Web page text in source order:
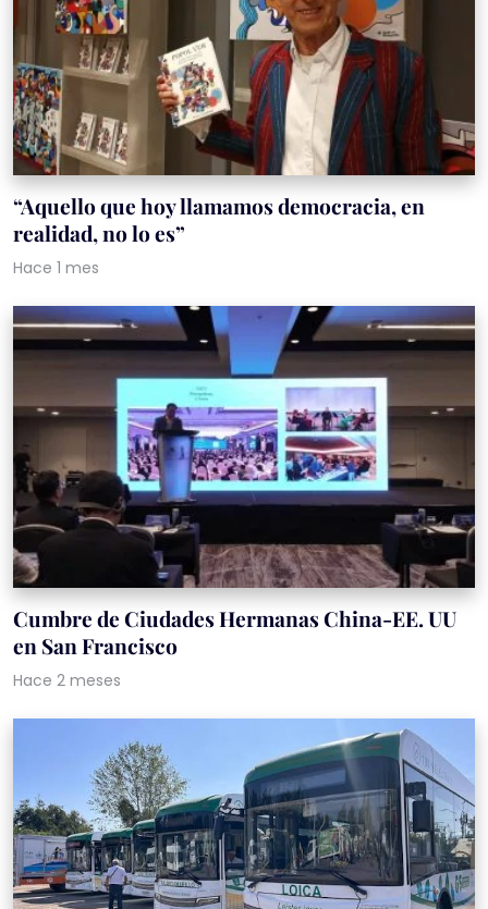
“Aquello que hoy llamamos democracia, en
realidad, no lo es”
Hace 1 mes
Cumbre de Ciudades Hermanas China-EE. UU
en San Francisco
Hace 2 meses